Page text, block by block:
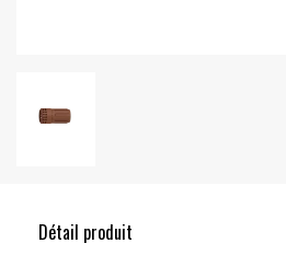
Détail produit